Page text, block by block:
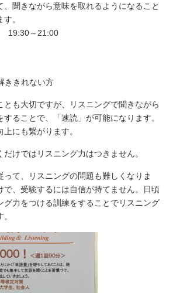
、聞きながら意味を取れるようになること
。
～21:00
ききれない方
とも大切ですが、リスニングで聞きながら
ることで、「速読」が可能になります。
にも繋がります。
けではリスニング力はつきません。
って、リスニングの問題も難しくなりま
で、受験するには自信が持てません。日頃
グ力をつける訓練をすることでリスニング